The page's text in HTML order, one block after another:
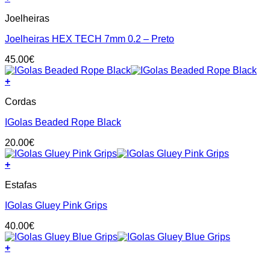
the
product
page
product
multiple
The
options
may
chosen
on
the
product
page
Joelheiras
Joelheiras HEX TECH 7mm 0.2 – Preto
45.00€
+
Cordas
IGolas Beaded Rope Black
20.00€
+
product
multiple
The
options
may
Estafas
IGolas Gluey Pink Grips
40.00€
+